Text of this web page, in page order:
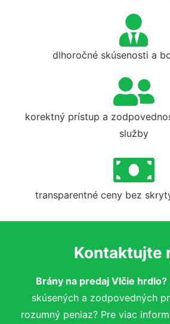
dlhoročné skúsenosti a
korektný prístup a
služby
transparentné ceny bez
Kontaktujte
Brány na predaj Vlčie hrdlo?
skúsených a zodpovedných
rozumný peniaz? Pre viac